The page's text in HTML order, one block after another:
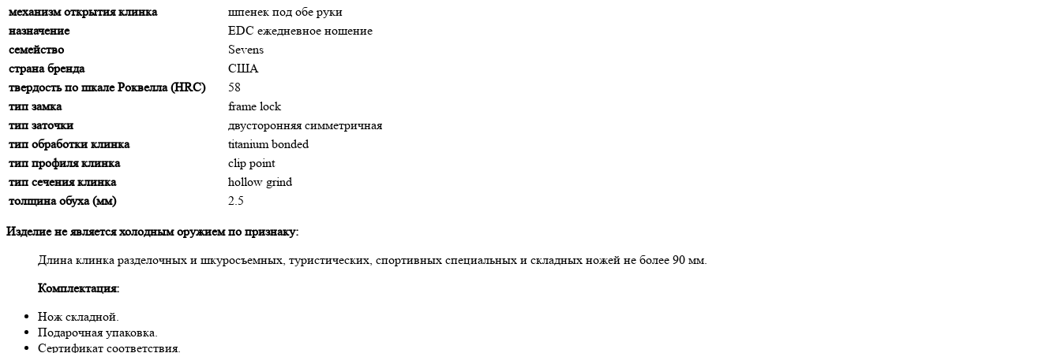
механизм открытия клинка
шпенек под обе руки
назначение
EDC ежедневное ношение
семейство
Sevens
страна бренда
США
твердость по шкале Роквелла (HRC)
58
тип замка
frame lock
тип заточки
двусторонняя симметричная
тип обработки клинка
titanium bonded
тип профиля клинка
clip point
тип сечения клинка
hollow grind
толщина обуха (мм)
2.5
Изделие не является холодным оружием по признаку:
Длина клинка разделочных и шкуросъемных, туристических, спортивных специальных и складных ножей не более 90 мм.
Комплектация:
Нож складной.
Подарочная упаковка.
Сертификат соответствия.